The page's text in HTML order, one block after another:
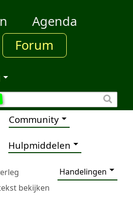
Agenda
Forum
Community
Hulpmiddelen
Handelingen
bekijken